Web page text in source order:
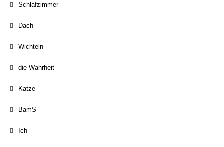
Schlafzimmer
Dach
Wichteln
die Wahrheit
Katze
BamS
Ich